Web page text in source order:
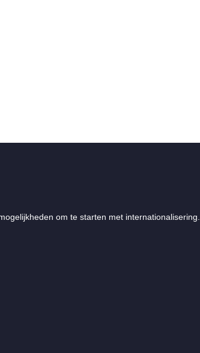
om te starten met internationalisering.